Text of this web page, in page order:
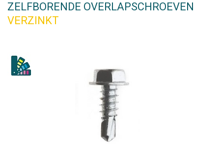
ZELFBORENDE OVERLAPSCHROEVEN
VERZINKT